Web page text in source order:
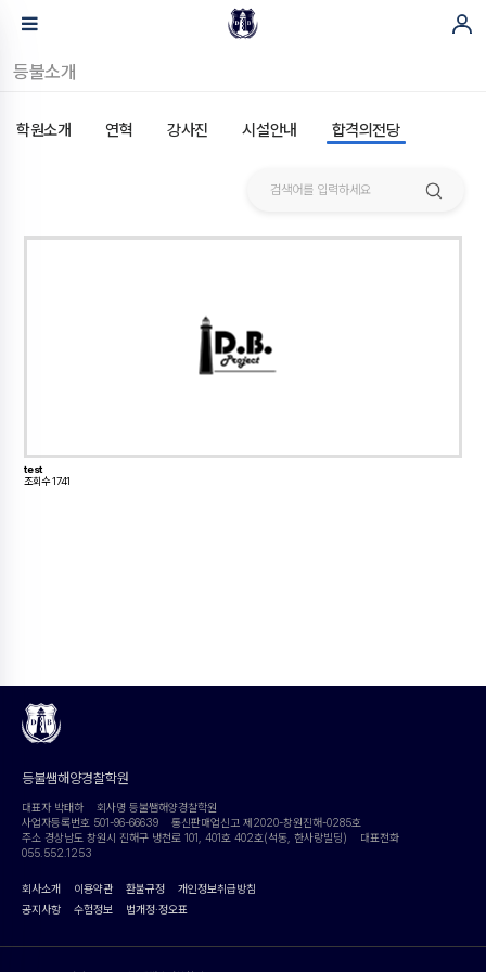
등불소개
학원소개 연혁 강사진 시설안내 합격의전당
test
조회수 1741
등불쌤해양경찰학원
대표자 박태하
회사명 등불쌤해양경찰학원
사업자등록번호 501-96-66639
통신판매업신고 제2020-창원진해-0285호
주소 경상남도 창원시 진해구 냉천로 101, 401호 402호(석동, 한사랑빌딩)
대표전화
055.552.1253
회사소개 이용약관 환불규정
개인정보취급방침
공지사항
수험정보 법개정·정오표